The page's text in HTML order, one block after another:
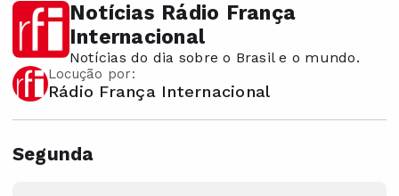
Notícias Rádio França
Internacional
Notícias do dia sobre o Brasil e o mundo.
Locução por:
Rádio França Internacional
Segunda